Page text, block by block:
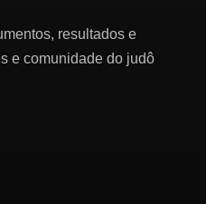
resultados e
e comunidade do judô